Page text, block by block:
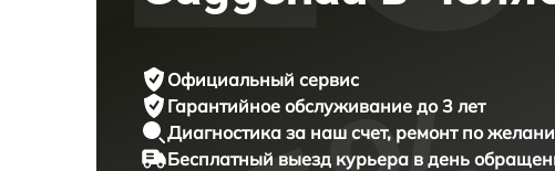
Официальный сервис
Гарантийное обслуживание до 3 лет
Диагностика за наш счет, ремонт по
Бесплатный выезд курьера в день